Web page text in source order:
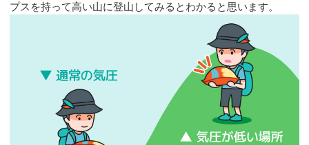
プスを持って高い山に登山してみるとわかると思います。